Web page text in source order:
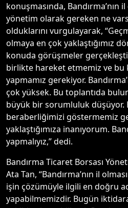
konuşmasında, Bandırma’nın
yönetim olarak gereken ne
olduklarını vurgulayarak,
olmaya en çok yaklaştığımız
konuda görüşmeler
birlikte hareket etmemiz ve
yapmamız gerekiyor.
çok yüksek. Bu toplantıda
büyük bir sorumluluk düşüyor.
beraberliğimizi göstermemiz
yaklaştığımıza inanıyorum.
yapmalıyız,” dedi.
Bandırma Ticaret Borsası
Ata Tan, “Bandırma’nın il
işin çözümüyle ilgili en doğru
yapabilmemizdir. Bugün